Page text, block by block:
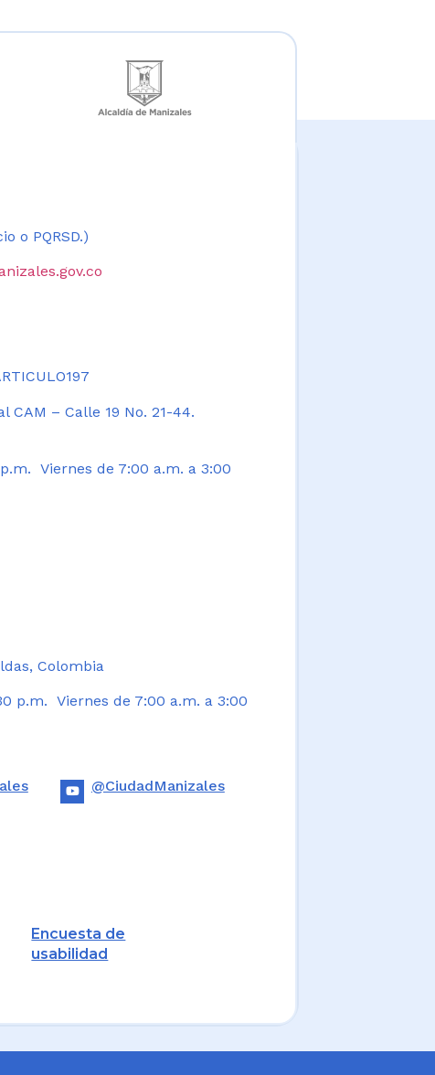
o PQRSD.)
– Calle 19 No. 21-44.
Viernes de 7:00 a.m. a 3:00
Colombia
p.m. Viernes de 7:00 a.m. a 3:00
@CiudadManizales
Encuesta de
usabilidad